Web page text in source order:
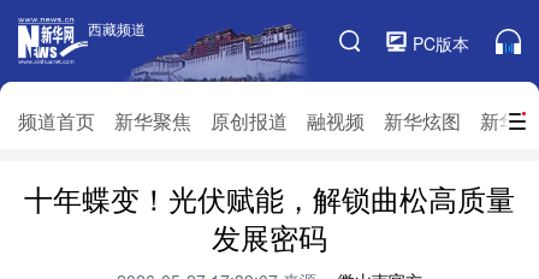
西藏频道
PC版本
频道首页 新华聚焦 原创报道 融视频 新华炫图 新华
西藏频道
频道栏目
频道首页 新华聚焦 原创报道
融视频
新华访谈 新华云直播
十年蝶变！光伏赋能，解锁曲松高质量
发展密码